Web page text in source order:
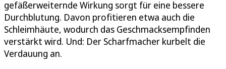
gefäßerweiternde Wirkung sorgt für eine bessere
Durchblutung. Davon profitieren etwa auch die
Schleimhäute, wodurch das Geschmacksempfinden
verstärkt wird. Und: Der Scharfmacher kurbelt die
Verdauung an.